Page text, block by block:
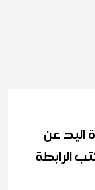
اليد عن
الرابطة